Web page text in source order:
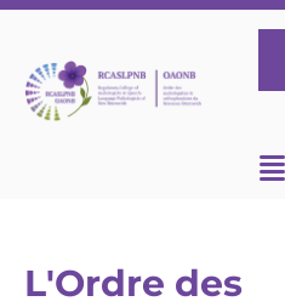
L'Ordre des